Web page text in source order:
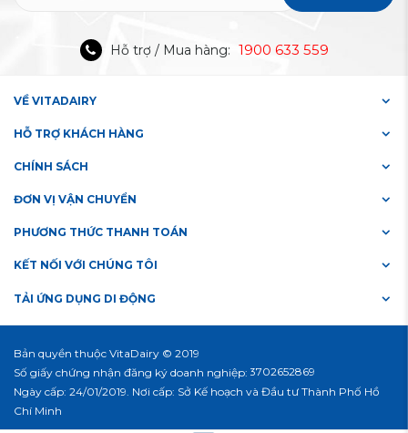
Hỗ trợ / Mua hàng: 1900 633 559
VỀ VITADAIRY
HỖ TRỢ KHÁCH HÀNG
CHÍNH SÁCH
ĐƠN VỊ VẬN CHUYỂN
PHƯƠNG THỨC THANH TOÁN
KẾT NỐI VỚI CHÚNG TÔI
TẢI ỨNG DỤNG DI ĐỘNG
Bản quyền thuộc VitaDairy © 2019
Số giấy chứng nhận đăng ký doanh nghiệp:#3702652869
Ngày cấp: 24/01/2019. Nơi cấp: Sở Kế hoạch và Đầu tư Thành Phố Hồ
Chí Minh